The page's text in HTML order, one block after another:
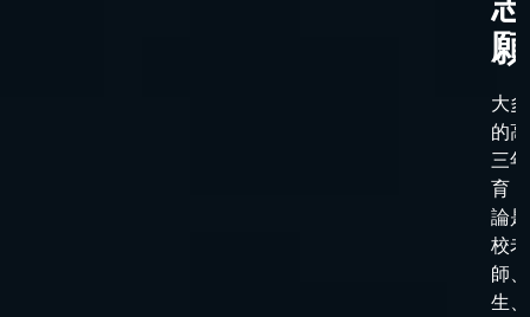
大
的
三
育
論
校老
師
生